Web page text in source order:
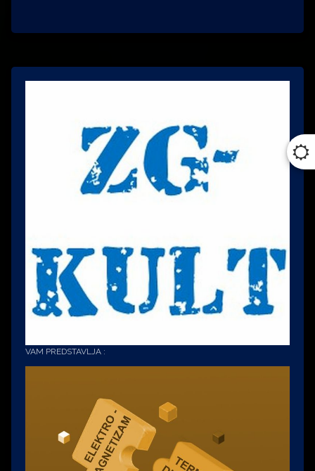
VAM PREDSTAVLJA :